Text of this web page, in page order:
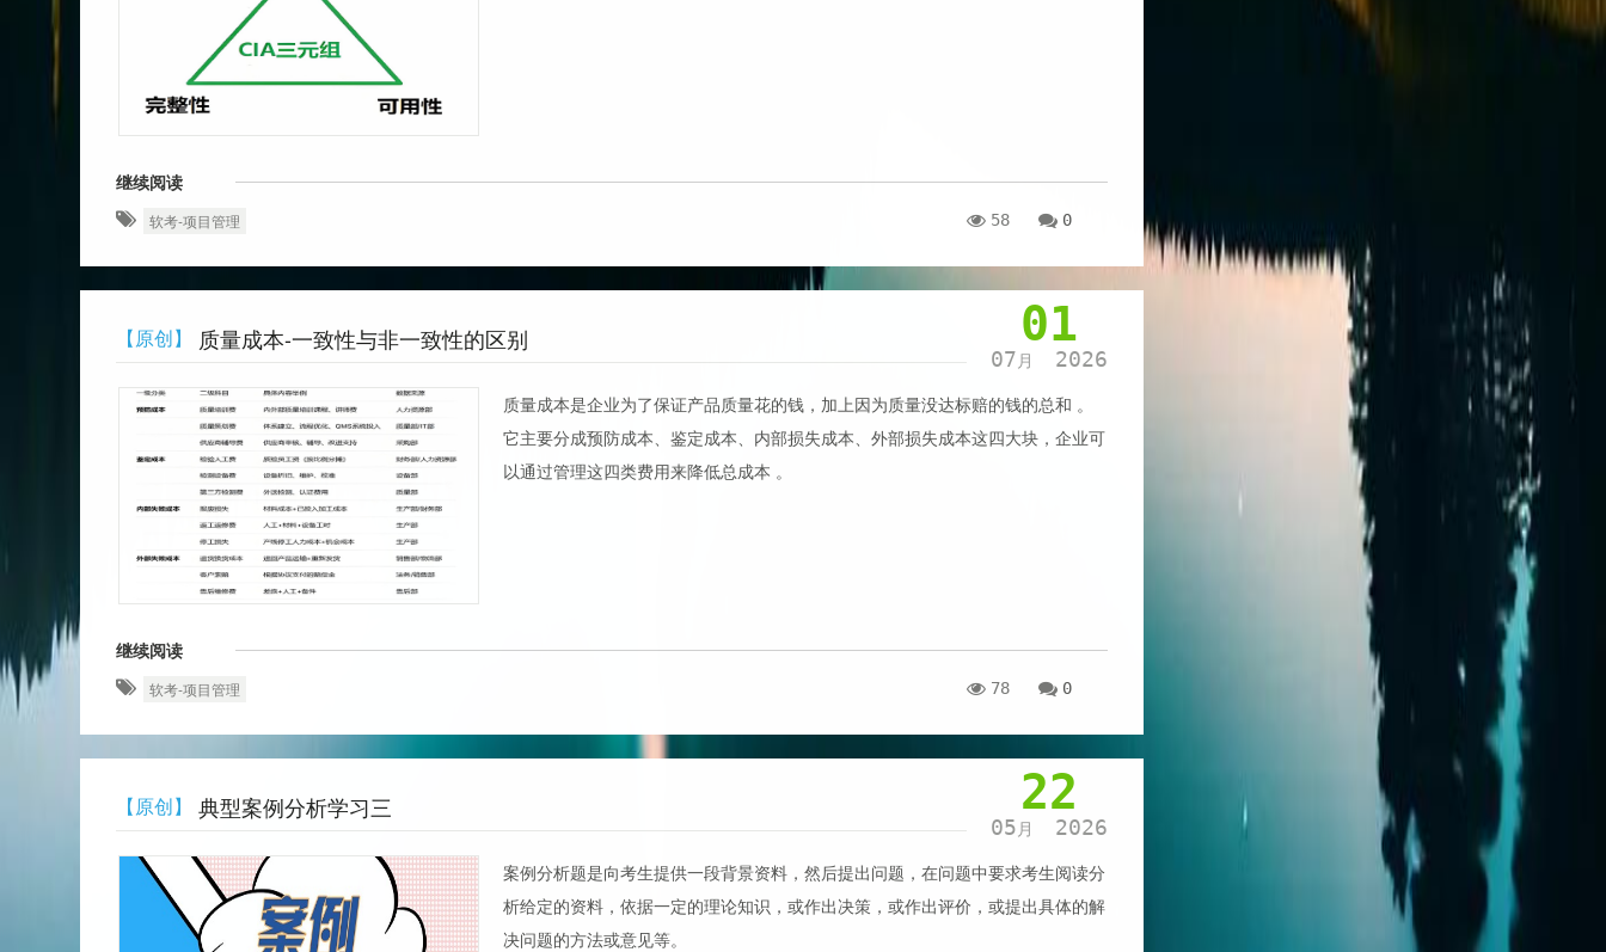
继续阅读
软考-项目管理 58 0
【原创】 质量成本-一致性与非一致性的区别 01
07 月 2026
‌质量成本‌是企业为了保证产品质量花的钱，加上因为质量没达标赔的钱的总和 。
它主要分成‌预防成本、鉴定成本、内部损失成本、外部损失成本‌这四大块，企业可
以通过管理这四类费用来降低总成本 。‌‌
继续阅读
软考-项目管理 78 0
【原创】 典型案例分析学习三 22
05 月 2026
案例分析题是向考生提供一段背景资料，然后提出问题，在问题中要求考生阅读分
析给定的资料，依据一定的理论知识，或作出决策，或作出评价，或提出具体的解
决问题的方法或意见等。